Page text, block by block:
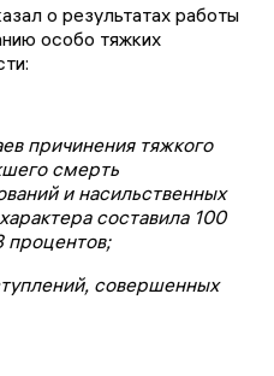
о результатах работы
особо тяжких
причинения тяжкого
смерть
и насильственных
составила 100
процентов;
совершенных